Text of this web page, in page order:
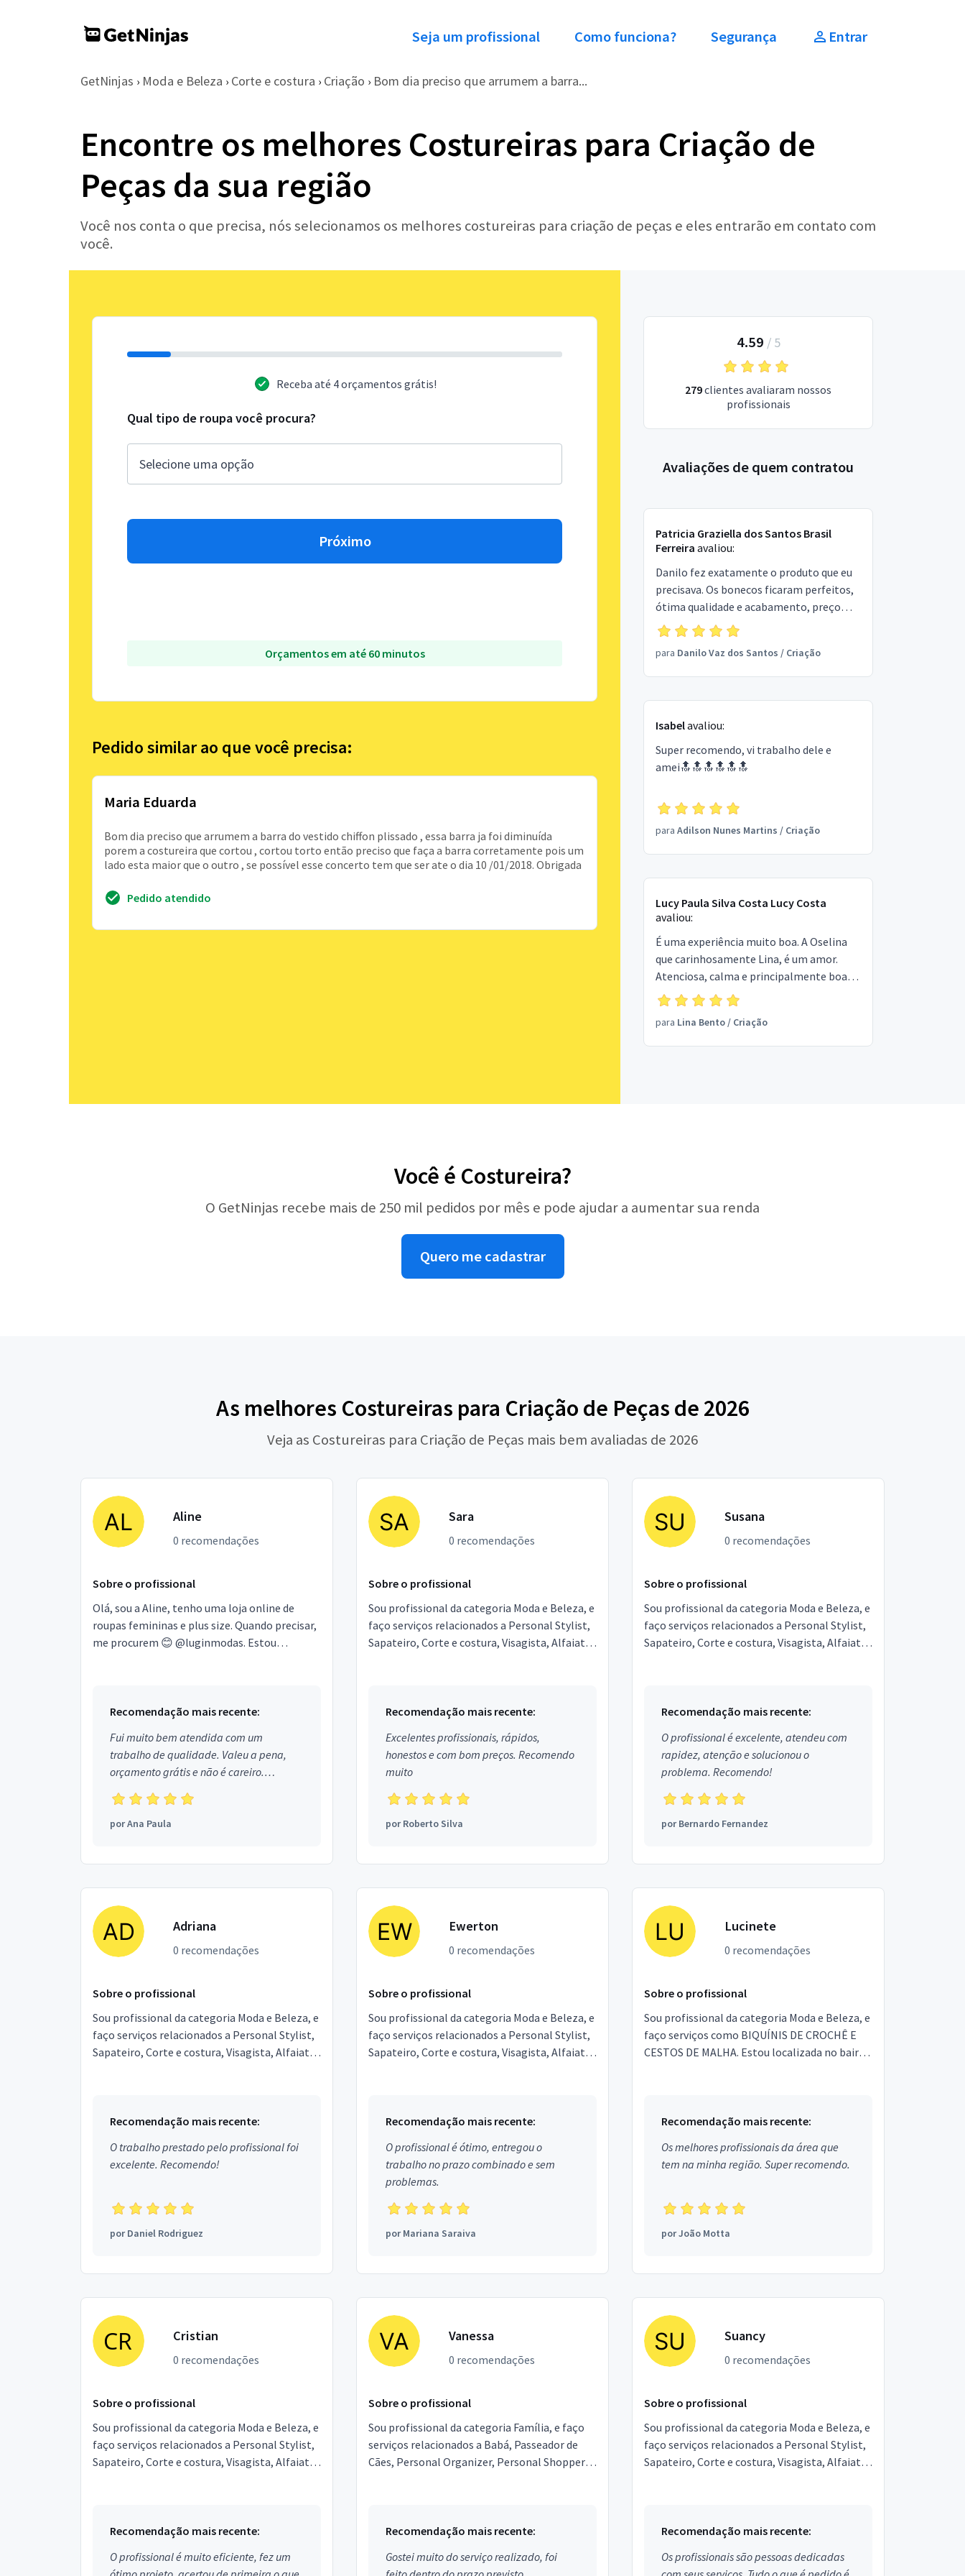
Seja um profissional Como funciona? Segurança Entrar
GetNinjas › Moda e Beleza › Corte e costura › Criação › Bom dia preciso que arrumem a barra...
Encontre os melhores Costureiras para Criação de
Peças da sua região
Você nos conta o que precisa, nós selecionamos os melhores costureiras para criação de peças e eles entrarão em contato com
você.
Receba até 4 orçamentos grátis!
Qual tipo de roupa você procura?
Próximo
Orçamentos em até 60 minutos
Pedido similar ao que você precisa:
Maria Eduarda
Bom dia preciso que arrumem a barra do vestido chiffon plissado , essa barra ja foi diminuída
porem a costureira que cortou , cortou torto então preciso que faça a barra corretamente pois um
lado esta maior que o outro , se possível esse concerto tem que ser ate o dia 10 /01/2018. Obrigada
Pedido atendido
4.59 / 5
279clientes avaliaram nossos
profissionais
Avaliações de quem contratou
Patricia Graziella dos Santos Brasil
Ferreira avaliou:
Danilo fez exatamente o produto que eu
precisava. Os bonecos ficaram perfeitos,
ótima qualidade e acabamento, preço
justo e entregue com rapidez.
Profissional atencioso e gentil,
recomendo.
para Danilo Vaz dos Santos / Criação
Isabelavaliou:
Super recomendo, vi trabalho dele e
amei🔝🔝🔝🔝🔝🔝
para Adilson Nunes Martins / Criação
Lucy Paula Silva Costa Lucy Costa
avaliou:
É uma experiência muito boa. A Oselina
que carinhosamente Lina, é um amor.
Atenciosa, calma e principalmente boa
profissional. Fez meu vestido de
casamento e o vestido da minha filha
Letícia como foi solicitado. Obrigada por
toda atenção recebida Lina.
para Lina Bento/ Criação
Você é Costureira?
O GetNinjas recebe mais de 250 mil pedidos por mês e pode ajudar a aumentar sua renda
Quero me cadastrar
As melhores Costureiras para Criação de Peças de 2026
Veja as Costureiras para Criação de Peças mais bem avaliadas de 2026
Aline
0 recomendações
Sobre o profissional
Olá, sou a Aline, tenho uma loja online de
roupas femininas e plus size. Quando precisar,
me procurem 😊 @luginmodas. Estou
Recomendação mais recente:
Fui muito bem atendida com um
trabalho de qualidade. Valeu a pena,
orçamento grátis e não é careiro.
Obrigada!
porAna Paula
Sara
0 recomendações
Sobre o profissional
Sou profissional da categoria Moda e Beleza, e
faço serviços relacionados a Personal Stylist,
Sapateiro, Corte e costura, Visagista, Alfaiate.
Recomendação mais recente:
Excelentes profissionais, rápidos,
honestos e com bom preços. Recomendo
muito
porRoberto Silva
Susana
0 recomendações
Sobre o profissional
Sou profissional da categoria Moda e Beleza, e
faço serviços relacionados a Personal Stylist,
Sapateiro, Corte e costura, Visagista, Alfaiate.
Recomendação mais recente:
O profissional é excelente, atendeu com
rapidez, atenção e solucionou o
problema. Recomendo!
porBernardo Fernandez
Adriana
0 recomendações
Sobre o profissional
Sou profissional da categoria Moda e Beleza, e
faço serviços relacionados a Personal Stylist,
Sapateiro, Corte e costura, Visagista, Alfaiate.
Recomendação mais recente:
O trabalho prestado pelo profissional foi
excelente. Recomendo!
porDaniel Rodriguez
Ewerton
0 recomendações
Sobre o profissional
Sou profissional da categoria Moda e Beleza, e
faço serviços relacionados a Personal Stylist,
Sapateiro, Corte e costura, Visagista, Alfaiate.
Recomendação mais recente:
O profissional é ótimo, entregou o
trabalho no prazo combinado e sem
problemas.
porMariana Saraiva
Lucinete
0 recomendações
Sobre o profissional
Sou profissional da categoria Moda e Beleza, e
faço serviços como BIQUÍNIS DE CROCHÊ E
CESTOS DE MALHA. Estou localizada no bairro
Recomendação mais recente:
Os melhores profissionais da área que
tem na minha região. Super recomendo.
porJoão Motta
Cristian
0 recomendações
Sobre o profissional
Sou profissional da categoria Moda e Beleza, e
faço serviços relacionados a Personal Stylist,
Sapateiro, Corte e costura, Visagista, Alfaiate.
Recomendação mais recente:
O profissional é muito eficiente, fez um
Vanessa
0 recomendações
Sobre o profissional
Sou profissional da categoria Família, e faço
serviços relacionados a Babá, Passeador de
Cães, Personal Organizer, Personal Shopper,
Recomendação mais recente:
Gostei muito do serviço realizado, foi
Suancy
0 recomendações
Sobre o profissional
Sou profissional da categoria Moda e Beleza, e
faço serviços relacionados a Personal Stylist,
Sapateiro, Corte e costura, Visagista, Alfaiate.
Recomendação mais recente:
Os profissionais são pessoas dedicadas